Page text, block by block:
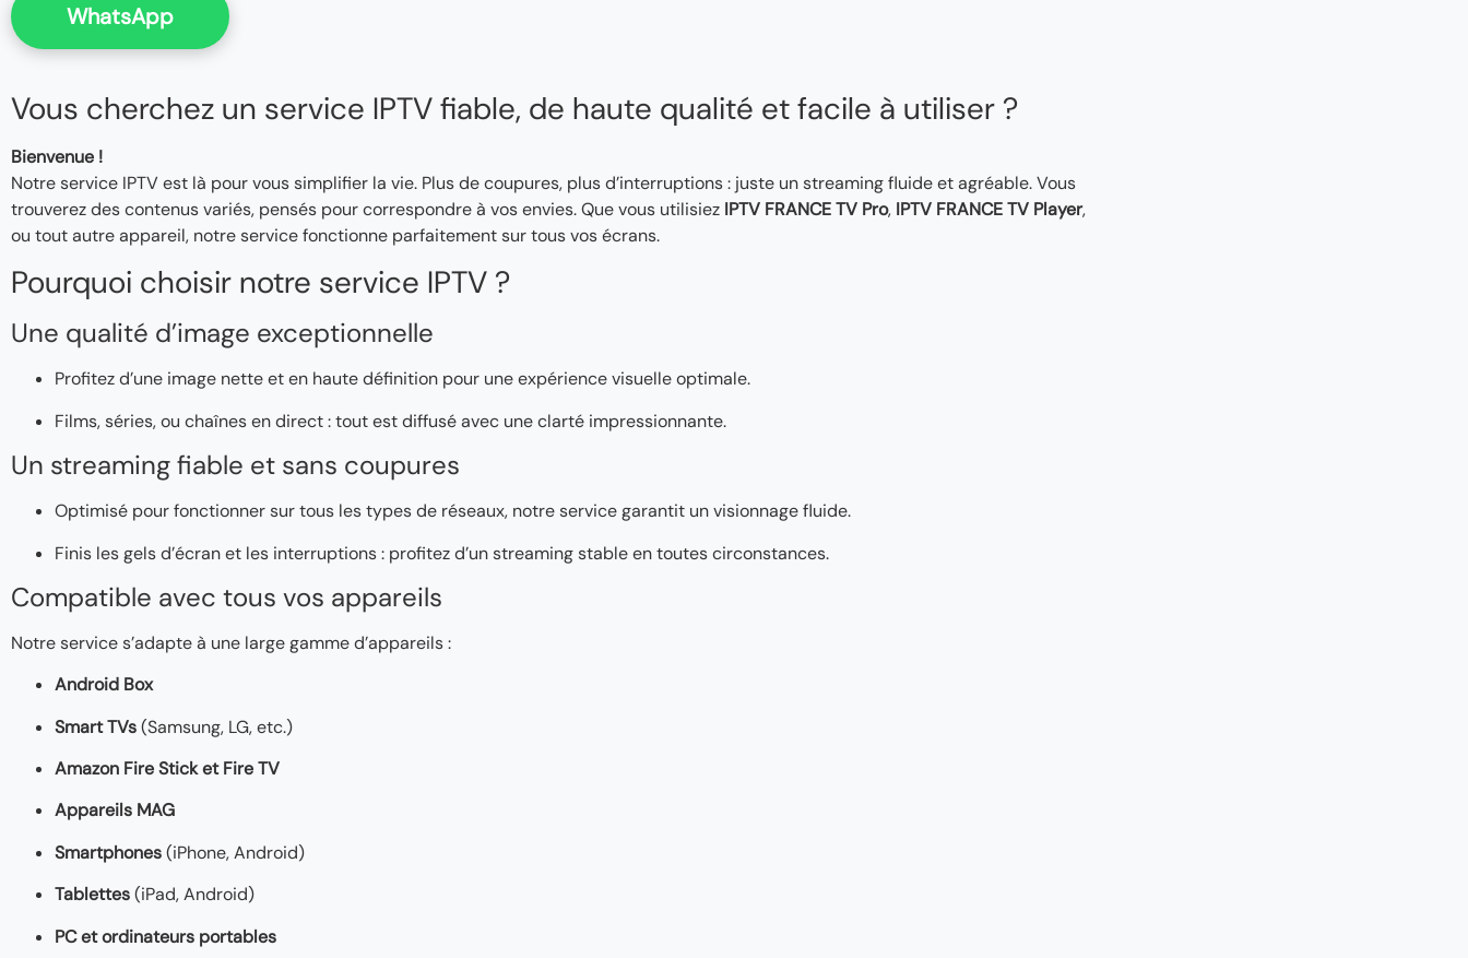
WhatsApp
Vous cherchez un service IPTV fiable, de haute qualité et facile à utiliser ?
Bienvenue !
Notre service IPTV est là pour vous simplifier la vie. Plus de coupures, plus d’interruptions : juste un streaming fluide et agréable. Vous
trouverez des contenus variés, pensés pour correspondre à vos envies. Que vous utilisiez IPTV FRANCE TV Pro, IPTV FRANCE TV Player,
ou tout autre appareil, notre service fonctionne parfaitement sur tous vos écrans.
Pourquoi choisir notre service IPTV ?
Une qualité d’image exceptionnelle
Profitez d’une image nette et en haute définition pour une expérience visuelle optimale.
Films, séries, ou chaînes en direct : tout est diffusé avec une clarté impressionnante.
Un streaming fiable et sans coupures
Optimisé pour fonctionner sur tous les types de réseaux, notre service garantit un visionnage fluide.
Finis les gels d’écran et les interruptions : profitez d’un streaming stable en toutes circonstances.
Compatible avec tous vos appareils
Notre service s’adapte à une large gamme d’appareils :
Android Box
Smart TVs(Samsung, LG, etc.)
Amazon Fire Stick et Fire TV
Appareils MAG
Smartphones(iPhone, Android)
Tablettes(iPad, Android)
PC et ordinateurs portables